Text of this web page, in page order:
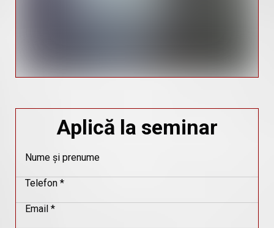
Aplică la seminar
Nume și prenume
Telefon *
Email *